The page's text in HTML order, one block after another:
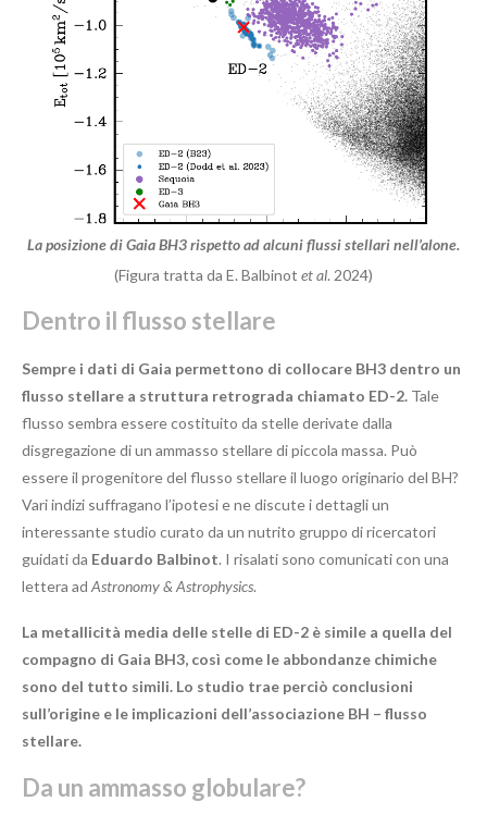
La posizione di Gaia BH3 rispetto ad alcuni flussi stellari nell’alone.
(Figura tratta da E. Balbinot et al. 2024)
Dentro il flusso stellare
Sempre i dati di Gaia permettono di collocare BH3 dentro un
flusso stellare a struttura retrograda chiamato ED-2. Tale
flusso sembra essere costituito da stelle derivate dalla
disgregazione di un ammasso stellare di piccola massa. Può
essere il progenitore del flusso stellare il luogo originario del BH?
Vari indizi suffragano l’ipotesi e ne discute i dettagli un
interessante studio curato da un nutrito gruppo di ricercatori
guidati da Eduardo Balbinot. I risalati sono comunicati con una
lettera ad Astronomy & Astrophysics.
La metallicità media delle stelle di ED-2 è simile a quella del
compagno di Gaia BH3, così come le abbondanze chimiche
sono del tutto simili. Lo studio trae perciò conclusioni
sull’origine e le implicazioni dell’associazione BH – flusso
stellare.
Da un ammasso globulare?